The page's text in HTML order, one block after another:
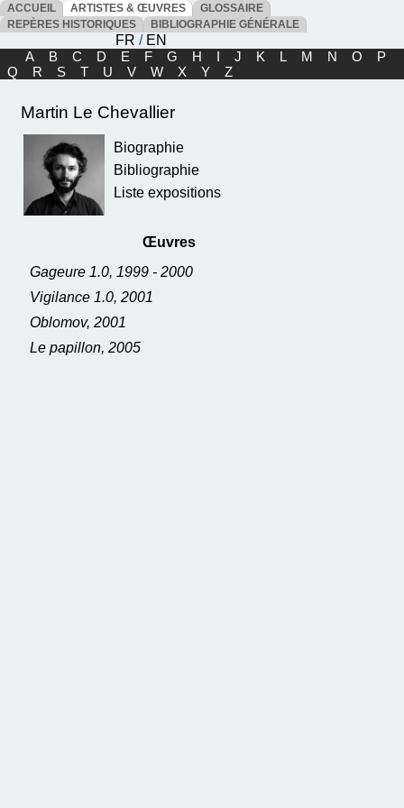
ACCUEIL ARTISTES & ŒUVRES
GLOSSAIRE
REPÈRES HISTORIQUES
BIBLIOGRAPHIE GÉNÉRALE
FR / EN
A
B C D E F G H I J K L M N O
P
Q
R S T U V W X Y Z